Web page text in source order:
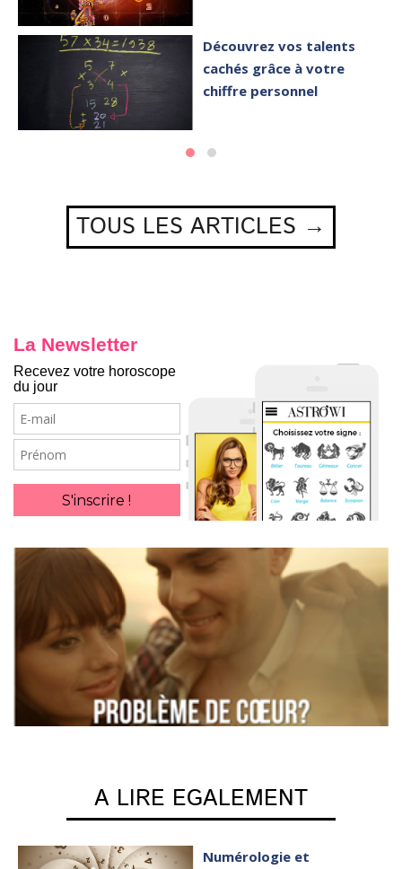
Découvrez vos talents
cachés grâce à votre
chiffre personnel
TOUS LES ARTICLES →
La Newsletter
Recevez votre horoscope
du jour
E-
mail
Prénom
S'inscrire !
A LIRE EGALEMENT
Numérologie et